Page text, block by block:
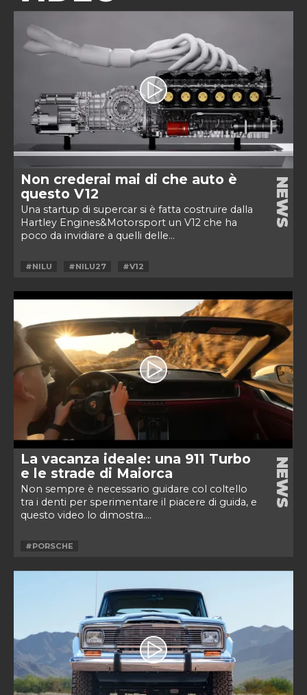
Non crederai mai di che auto è
questo V12
Una startup di supercar si è fatta costruire dalla
Hartley Engines&Motorsport un V12 che ha
poco da invidiare a quelli delle...
NEWS
#NILU #NILU27 #V12
La vacanza ideale: una 911 Turbo
e le strade di Maiorca
Non sempre è necessario guidare col coltello
tra i denti per sperimentare il piacere di guida, e
questo video lo dimostra....
NEWS
#PORSCHE